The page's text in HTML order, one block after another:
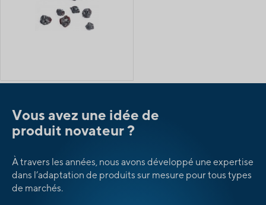
Vous avez une idée de
produit novateur ?
À travers les années, nous avons développé une expertise
dans l’adaptation de produits sur mesure pour tous types
de marchés.